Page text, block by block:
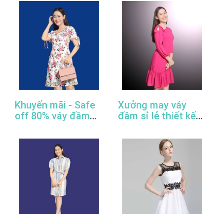
Khuyến mãi - Safe
off 80% váy đầm
đẹp
Xưởng may váy
đầm sỉ lẻ thiết kế
cấp, uy tín